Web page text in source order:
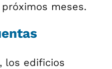
meses.
los edificios